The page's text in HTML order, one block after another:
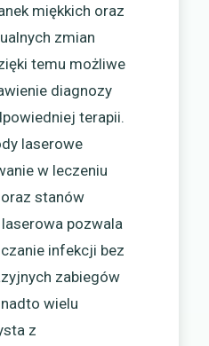
miękkich oraz
zmian
temu możliwe
diagnozy
terapii.
laserowe
w leczeniu
stanów
pozwala
infekcji bez
zabiegów
wielu
z